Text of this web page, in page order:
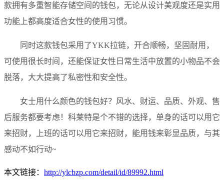
款拥有多重智能存储空间的钱包，无论从设计美观度还是实用
功能上都高度适合女性的使用习惯。
同时这款钱包采用了YKK拉链，开合顺畅，坚固耐用，
可使用很长时间，还能保证女性日常生活中放置的小物品不会
脱落，大大提高了私密性和安全性。
女士用什么颜色的钱包好？风水、财运、品质、外观、售
后服务都要考虑！科莱特是个不错的选择，单身的话可以用它
来招财，上班的话可以用它来招财，能用钱来彰显品质，与其
感动不如行动~
本文链接： http://ylcbzp.com/detail/id/89992.html